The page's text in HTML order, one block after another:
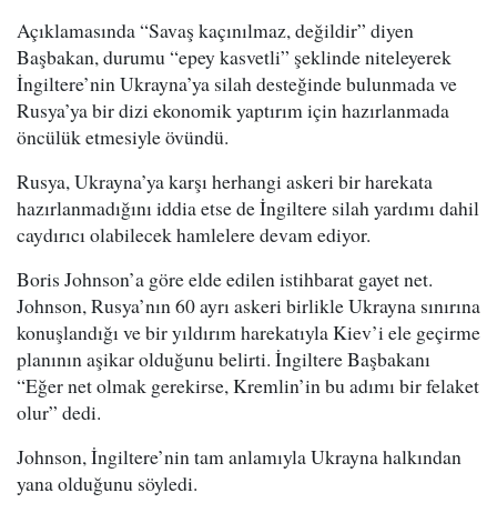
Açıklamasında “Savaş kaçınılmaz, değildir” diyen
Başbakan, durumu “epey kasvetli” şeklinde niteleyerek
İngiltere’nin Ukrayna’ya silah desteğinde bulunmada ve
Rusya’ya bir dizi ekonomik yaptırım için hazırlanmada
öncülük etmesiyle övündü.
Rusya, Ukrayna’ya karşı herhangi askeri bir harekata
hazırlanmadığını iddia etse de İngiltere silah yardımı dahil
caydırıcı olabilecek hamlelere devam ediyor.
Boris Johnson’a göre elde edilen istihbarat gayet net.
Johnson, Rusya’nın 60 ayrı askeri birlikle Ukrayna sınırına
konuşlandığı ve bir yıldırım harekatıyla Kiev’i ele geçirme
planının aşikar olduğunu belirti. İngiltere Başbakanı
“Eğer net olmak gerekirse, Kremlin’in bu adımı bir felaket
olur” dedi.
Johnson, İngiltere’nin tam anlamıyla Ukrayna halkından
yana olduğunu söyledi.